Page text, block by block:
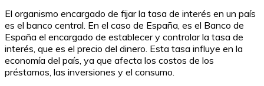
El organismo encargado de fijar la tasa de interés en un país
es el banco central. En el caso de España, es el Banco de
España el encargado de establecer y controlar la tasa de
interés, que es el precio del dinero. Esta tasa influye en la
economía del país, ya que afecta los costos de los
préstamos, las inversiones y el consumo.